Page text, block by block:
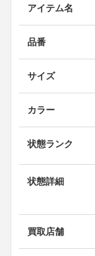
アイテム名
品番
サイズ
カラー
状態ランク
状態詳細
買取店舗